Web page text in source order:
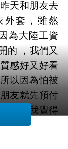
天和朋友去
外套，雖然
為大陸工資
的 ，我們又
感好又好看
以因為怕被
友就先預付
我，我覺得
，而且手長